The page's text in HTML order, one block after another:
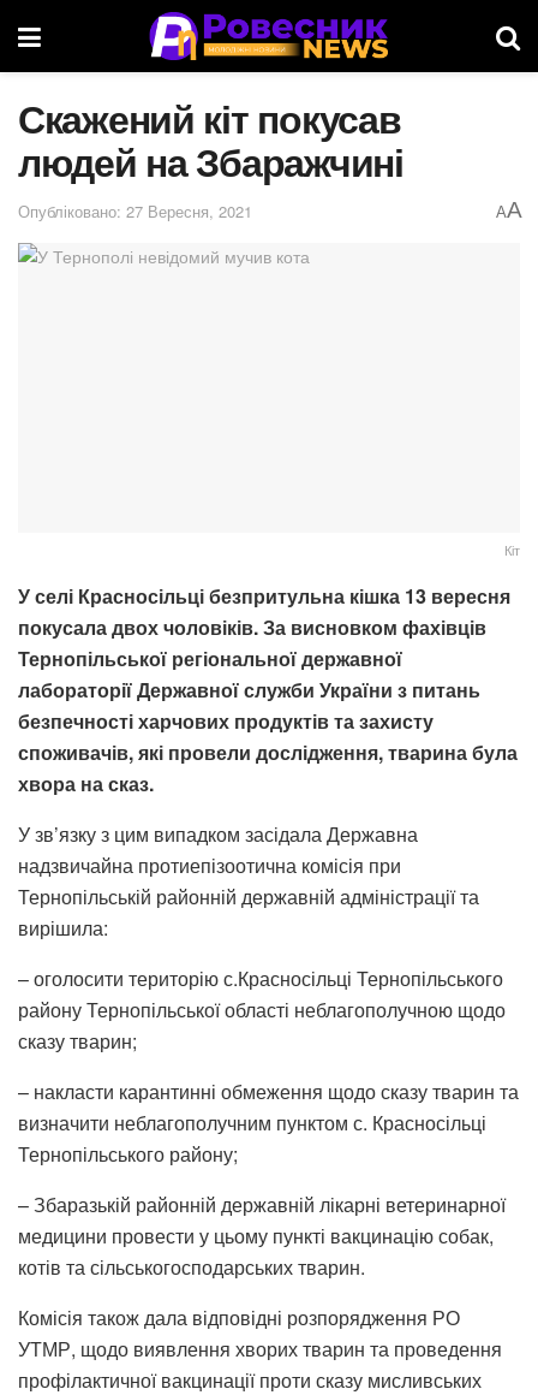
Скажений кіт покусав
людей на Збаражчині
Опубліковано: 27 Вересня, 2021 AA
Кіт
У селі Красносільці безпритульна кішка 13 вересня
покусала двох чоловіків. За висновком фахівців
Тернопільської регіональної державної
лабораторії Державної служби України з питань
безпечності харчових продуктів та захисту
споживачів, які провели дослідження, тварина була
хвора на сказ.
У зв’язку з цим випадком засідала Державна
надзвичайна протиепізоотична комісія при
Тернопільській районній державній адміністрації та
вирішила:
– оголосити територію с.Красносільці Тернопільського
району Тернопільської області неблагополучною щодо
сказу тварин;
– накласти карантинні обмеження щодо сказу тварин та
визначити неблагополучним пунктом с. Красносільці
Тернопільського району;
– Збаразькій районній державній лікарні ветеринарної
медицини провести у цьому пункті вакцинацію собак,
котів та сільськогосподарських тварин.
Комісія також дала відповідні розпорядження РО
УТМР, щодо виявлення хворих тварин та проведення
профілактичної вакцинації проти сказу мисливських